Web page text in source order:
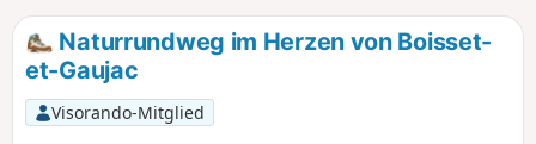
Naturrundweg im Herzen von Boisset-
et-Gaujac
Visorando-Mitglied